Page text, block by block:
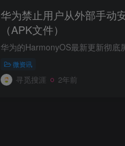
华为禁止用户从外部手动
（APK文件）
微资讯
寻觅搜涯 2年前